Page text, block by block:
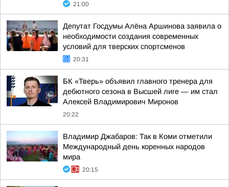
21:00
Депутат Госдумы Алёна Аршинова заявила о
необходимости создания современных
условий для тверских спортсменов
20:31
БК «Тверь» объявил главного тренера для
дебютного сезона в Высшей лиге — им стал
Алексей Владимирович Миронов
20:22
Владимир Джабаров: Так в Коми отметили
Международный день коренных народов
мира
20:15